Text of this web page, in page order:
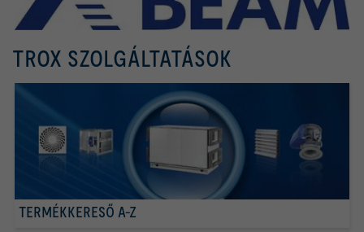
TROX SZOLGÁLTATÁSOK
TERMÉKKERESŐ A-Z